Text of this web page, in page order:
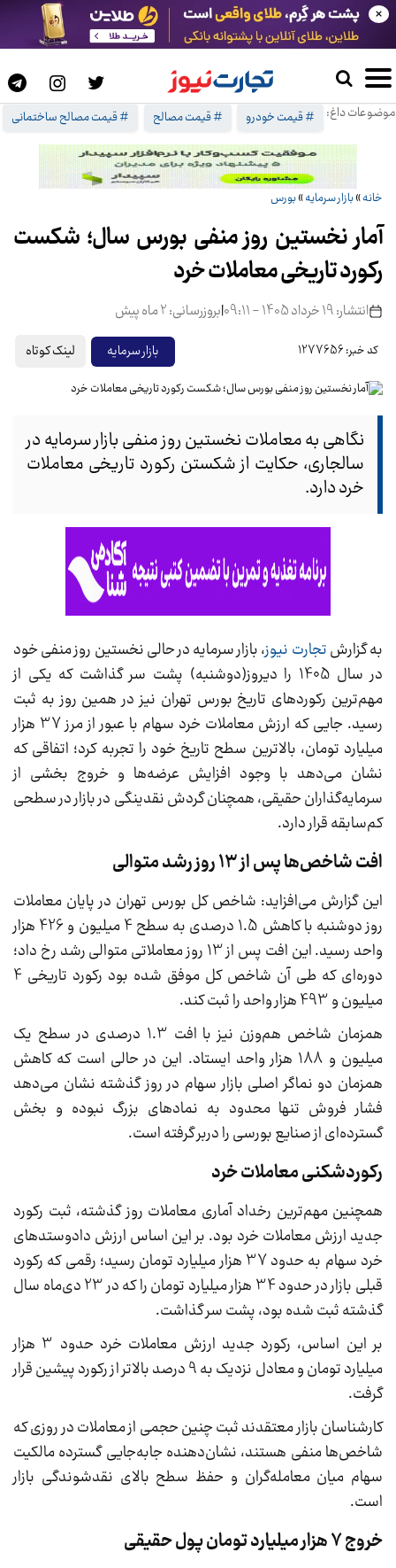
موضوعات داغ: # قیمت خودرو # قیمت مصالح # قیمت مصالح ساختمانی
×
خانه»بازار سرمایه»بورس
آمار نخستین روز منفی بورس سال؛ شکست
رکورد تاریخی معاملات خرد
انتشار: 19 خرداد 1405 - 09:11 |بروزرسانی: 2 ماه پیش
کد خبر: 1277656 بازار سرمایه لینک کوتاه
نگاهی به معاملات نخستین روز منفی بازار سرمایه در
سالجاری، حکایت از شکستن رکورد تاریخی معاملات
خرد دارد.
به گزارشتجارت نیوز، بازار سرمایه در حالی نخستین روز منفی خود
در سال 1405 را دیروز(دوشنبه) پشت سر گذاشت که یکی از
مهم‌ترین رکوردهای تاریخ بورس تهران نیز در همین روز به ثبت
رسید. جایی که ارزش معاملات خرد سهام با عبور از مرز 37 هزار
میلیارد تومان، بالاترین سطح تاریخ خود را تجربه کرد؛ اتفاقی که
نشان می‌دهد با وجود افزایش عرضه‌ها و خروج بخشی از
سرمایه‌گذاران حقیقی، همچنان گردش نقدینگی در بازار در سطحی
کم‌سابقه قرار دارد.
افت شاخص‌ها پس از 13 روز رشد متوالی
این گزارش می‌افزاید: شاخص کل بورس تهران در پایان معاملات
روز دوشنبه با کاهش 1.5 درصدی به سطح 4 میلیون و 426 هزار
واحد رسید. این افت پس از 13 روز معاملاتی متوالی رشد رخ داد؛
دوره‌ای که طی آن شاخص کل موفق شده بود رکورد تاریخی 4
میلیون و 493 هزار واحد را ثبت کند.
همزمان شاخص هم‌وزن نیز با افت 1.3 درصدی در سطح یک
میلیون و 188 هزار واحد ایستاد. این در حالی است که کاهش
همزمان دو نماگر اصلی بازار سهام در روز گذشته نشان می‌دهد
فشار فروش تنها محدود به نمادهای بزرگ نبوده و بخش
گسترده‌ای از صنایع بورسی را دربر گرفته است.
رکوردشکنی معاملات خرد
همچنین مهم‌ترین رخداد آماری معاملات روز گذشته، ثبت رکورد
جدید ارزش معاملات خرد بود. بر این اساس ارزش دادوستدهای
خرد سهام به حدود 37 هزار میلیارد تومان رسید؛ رقمی که رکورد
قبلی بازار در حدود 34 هزار میلیارد تومان را که در 23 دی‌ماه سال
گذشته ثبت شده بود، پشت سر گذاشت.
بر این اساس، رکورد جدید ارزش معاملات خرد حدود 3 هزار
میلیارد تومان و معادل نزدیک به 9 درصد بالاتر از رکورد پیشین قرار
گرفت.
کارشناسان بازار معتقدند ثبت چنین حجمی از معاملات در روزی که
شاخص‌ها منفی هستند، نشان‌دهنده جابه‌جایی گسترده مالکیت
سهام میان معامله‌گران و حفظ سطح بالای نقدشوندگی بازار
است.
خروج 7 هزار میلیارد تومان پول حقیقی